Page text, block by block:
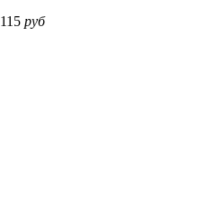
115 руб